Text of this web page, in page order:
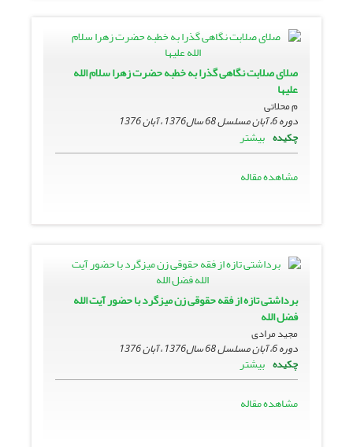
صلاى صلابت نگاهى گذرا به خطبه حضرت زهرا سلام الله
علیها
م محلاتی
دوره 6، آبان مسلسل 68 سال1376 ، آبان 1376
چکیده بیشتر
مشاهده مقاله
برداشتى تازه از فقه حقوقى زن میزگرد با حضور آیت الله
فضل الله
مجید مرادى
دوره 6، آبان مسلسل 68 سال1376 ، آبان 1376
چکیده بیشتر
مشاهده مقاله